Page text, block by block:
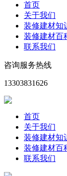
首页
关于我们
装修建材知
装修建材百
联系我们
咨询服务热线
13303831626
首页
关于我们
装修建材知
装修建材百
联系我们